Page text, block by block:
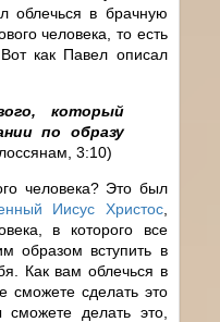
облечься в брачную
человека, то есть
как Павел описал
который
по образу
3:10)
человека? Это был
Иисус Христос,
в которого все
образом вступить в
Как вам облечься в
сможете сделать это
делать это,